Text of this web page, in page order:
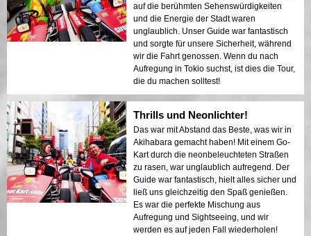
auf die berühmten Sehenswürdigkeiten
und die Energie der Stadt waren
unglaublich. Unser Guide war fantastisch
und sorgte für unsere Sicherheit, während
wir die Fahrt genossen. Wenn du nach
Aufregung in Tokio suchst, ist dies die Tour,
die du machen solltest!
Thrills und Neonlichter!
Das war mit Abstand das Beste, was wir in
Akihabara gemacht haben! Mit einem Go-
Kart durch die neonbeleuchteten Straßen
zu rasen, war unglaublich aufregend. Der
Guide war fantastisch, hielt alles sicher und
ließ uns gleichzeitig den Spaß genießen.
Es war die perfekte Mischung aus
Aufregung und Sightseeing, und wir
werden es auf jeden Fall wiederholen!